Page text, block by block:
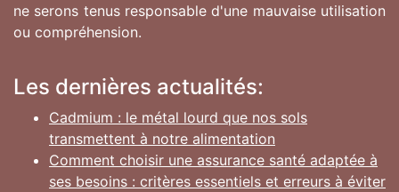
ne serons tenus responsable d'une mauvaise utilisation
ou compréhension.
Les dernières actualités:
Cadmium : le métal lourd que nos sols
transmettent à notre alimentation
Comment choisir une assurance santé adaptée à
ses besoins : critères essentiels et erreurs à éviter